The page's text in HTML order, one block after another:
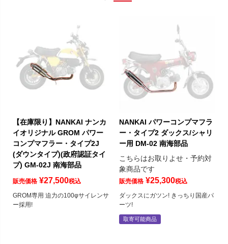
【在庫限り】NANKAI ナンカ
イオリジナル GROM パワー
コンプマフラー・タイプ2J
(ダウンタイプ)(政府認証タイ
プ) GM-02J 南海部品
販売価格 ¥27,500税込
GROM専用 迫力の100φサイレンサ
ー採用!
NANKAI パワーコンプマフラ
ー・タイプ2 ダックス/シャリ
ー用 DM-02 南海部品
こちらはお取りよせ・予約対
象商品です
販売価格 ¥25,300税込
ダックスにガツン! きっちり国産パ
ーツ!
取寄可能商品